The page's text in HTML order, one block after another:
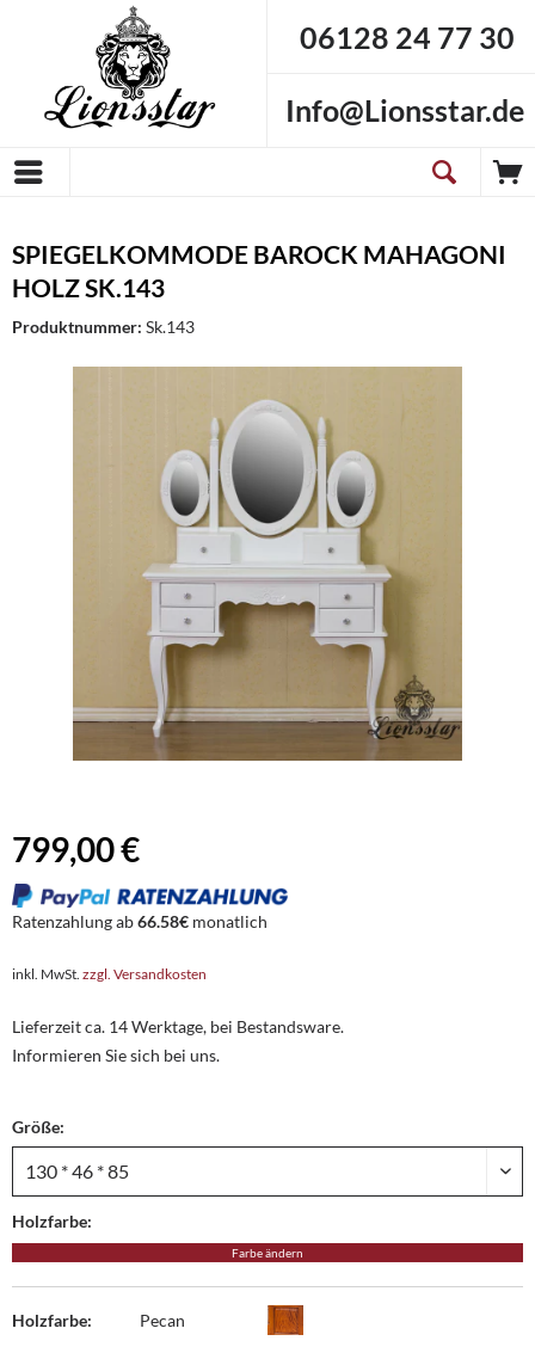
06128 24 77 30
Info@Lionsstar.de
SPIEGELKOMMODE BAROCK MAHAGONI
HOLZ SK.143
Produktnummer: Sk.143
799,00 €
Ratenzahlung ab66.58€ monatlich
inkl. MwSt. zzgl. Versandkosten
Lieferzeit ca. 14 Werktage, bei Bestandsware.
Informieren Sie sich bei uns.
Größe:
Holzfarbe:
Farbe ändern
Holzfarbe: Pecan